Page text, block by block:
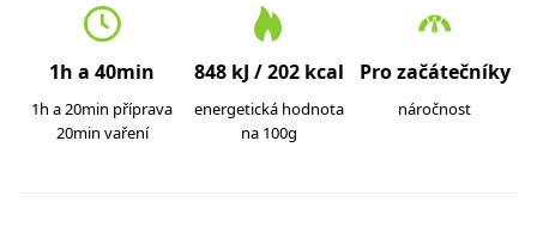
1h a 40min
1h a 20min příprava
20min vaření
848 kJ / 202 kcal
energetická hodnota
na 100g
Pro začátečníky
náročnost